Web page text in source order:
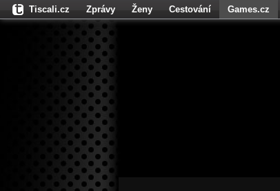
Tiscali.cz Zprávy Ženy Cestování Games.cz
Fights.cz